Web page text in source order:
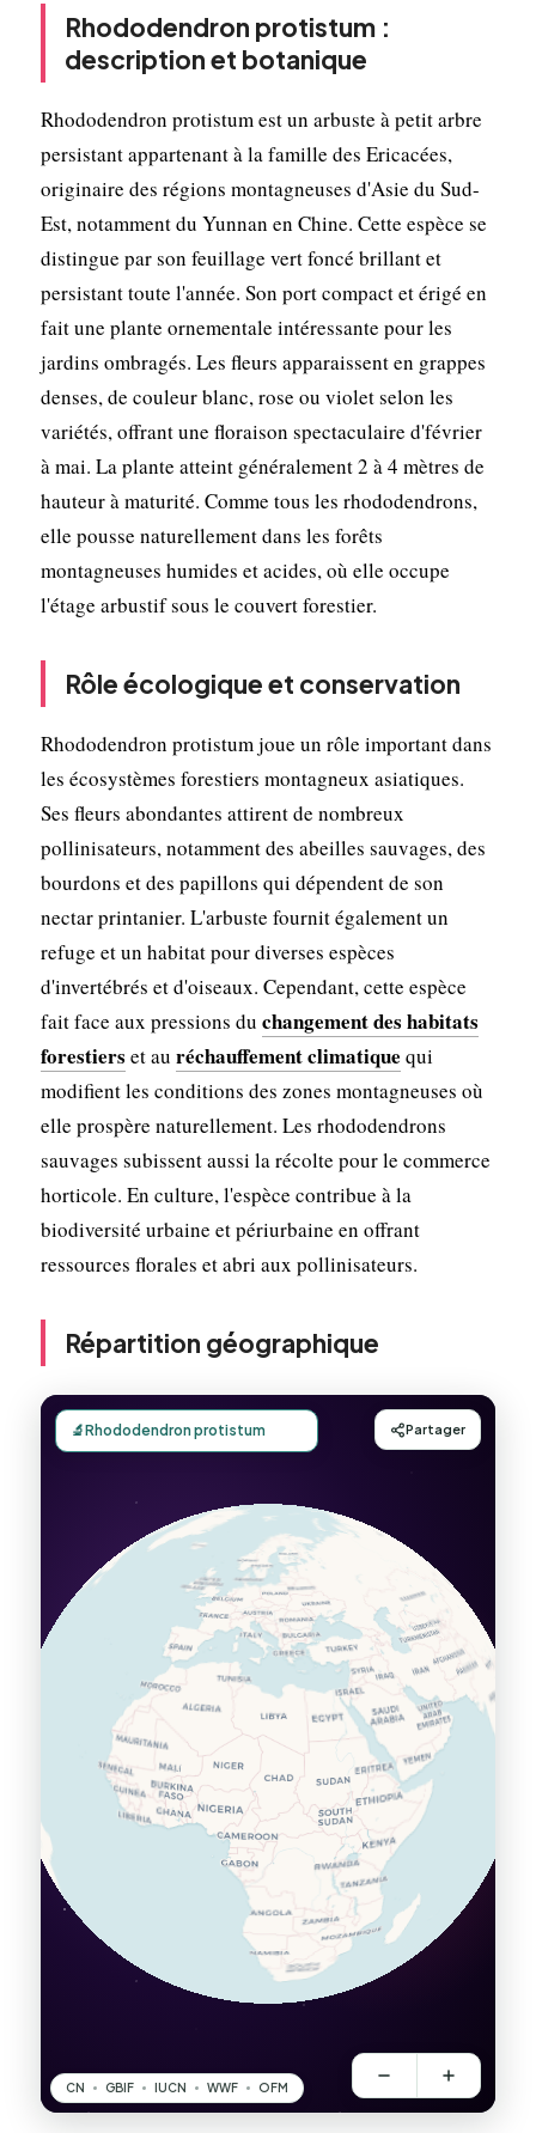
Rhododendron protistum :
description et botanique
Rhododendron protistum est un arbuste à petit arbre
persistant appartenant à la famille des Ericacées,
originaire des régions montagneuses d'Asie du Sud-
Est, notamment du Yunnan en Chine. Cette espèce se
distingue par son feuillage vert foncé brillant et
persistant toute l'année. Son port compact et érigé en
fait une plante ornementale intéressante pour les
jardins ombragés. Les fleurs apparaissent en grappes
denses, de couleur blanc, rose ou violet selon les
variétés, offrant une floraison spectaculaire d'février
à mai. La plante atteint généralement 2 à 4 mètres de
hauteur à maturité. Comme tous les rhododendrons,
elle pousse naturellement dans les forêts
montagneuses humides et acides, où elle occupe
l'étage arbustif sous le couvert forestier.
Rôle écologique et conservation
Rhododendron protistum joue un rôle important dans
les écosystèmes forestiers montagneux asiatiques.
Ses fleurs abondantes attirent de nombreux
pollinisateurs, notamment des abeilles sauvages, des
bourdons et des papillons qui dépendent de son
nectar printanier. L'arbuste fournit également un
refuge et un habitat pour diverses espèces
d'invertébrés et d'oiseaux. Cependant, cette espèce
fait face aux pressions du changement des habitats
forestiers et au réchauffement climatique qui
modifient les conditions des zones montagneuses où
elle prospère naturellement. Les rhododendrons
sauvages subissent aussi la récolte pour le commerce
horticole. En culture, l'espèce contribue à la
biodiversité urbaine et périurbaine en offrant
ressources florales et abri aux pollinisateurs.
Répartition géographique